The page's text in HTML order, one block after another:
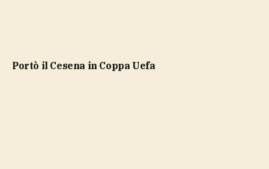
portò il Cesena in Coppa Uefa